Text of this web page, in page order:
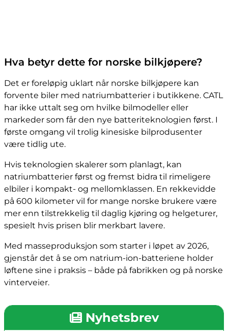
Hva betyr dette for norske bilkjøpere?
Det er foreløpig uklart når norske bilkjøpere kan
forvente biler med natriumbatterier i butikkene. CATL
har ikke uttalt seg om hvilke bilmodeller eller
markeder som får den nye batteriteknologien først. I
første omgang vil trolig kinesiske bilprodusenter
være tidlig ute.
Hvis teknologien skalerer som planlagt, kan
natriumbatterier først og fremst bidra til rimeligere
elbiler i kompakt- og mellomklassen. En rekkevidde
på 600 kilometer vil for mange norske brukere være
mer enn tilstrekkelig til daglig kjøring og helgeturer,
spesielt hvis prisen blir merkbart lavere.
Med masseproduksjon som starter i løpet av 2026,
gjenstår det å se om natrium-ion-batteriene holder
løftene sine i praksis – både på fabrikken og på norske
vinterveier.
Nyhetsbrev